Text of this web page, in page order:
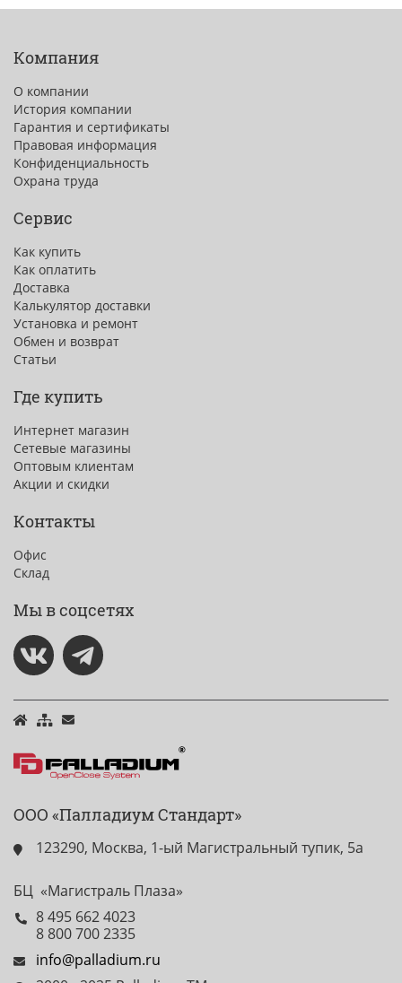
Компания
О компании
История компании
Гарантия и сертификаты
Правовая информация
Конфиденциальность
Охрана труда
Сервис
Как купить
Как оплатить
Доставка
Калькулятор доставки
Установка и ремонт
Обмен и возврат
Статьи
Где купить
Интернет магазин
Сетевые магазины
Оптовым клиентам
Акции и скидки
Контакты
Офис
Склад
Мы в соцсетях
ООО «Палладиум Стандарт»
123290, Москва, 1-ый Магистральный тупик, 5а
БЦ «Магистраль Плаза»
8 495 662 4023
8 800 700 2335
info@palladium.ru